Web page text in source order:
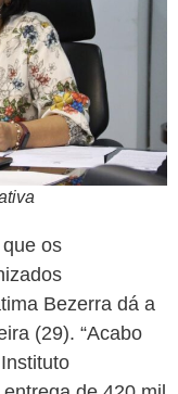
os
Bezerra dá a
(29). “Acabo